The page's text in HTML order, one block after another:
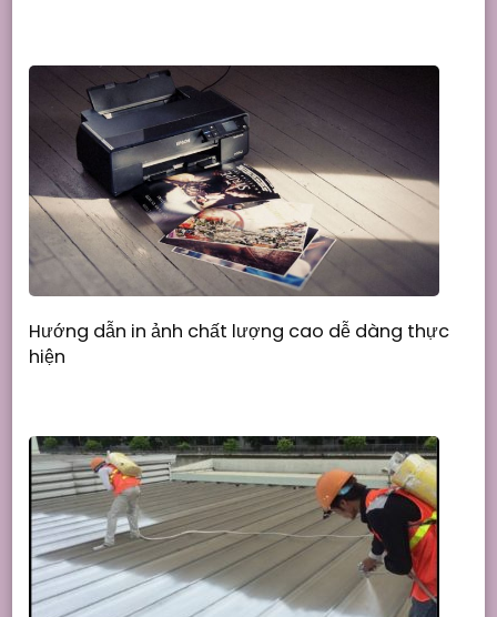
Hướng dẫn in ảnh chất lượng cao dễ dàng thực
hiện